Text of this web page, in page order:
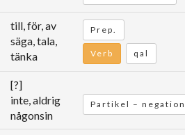
till, för, av
säga, tala,
tänka
Prep.
Verb qal
[?]
inte, aldrig
någonsin
Partikel – negation